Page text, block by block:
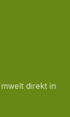
direkt in